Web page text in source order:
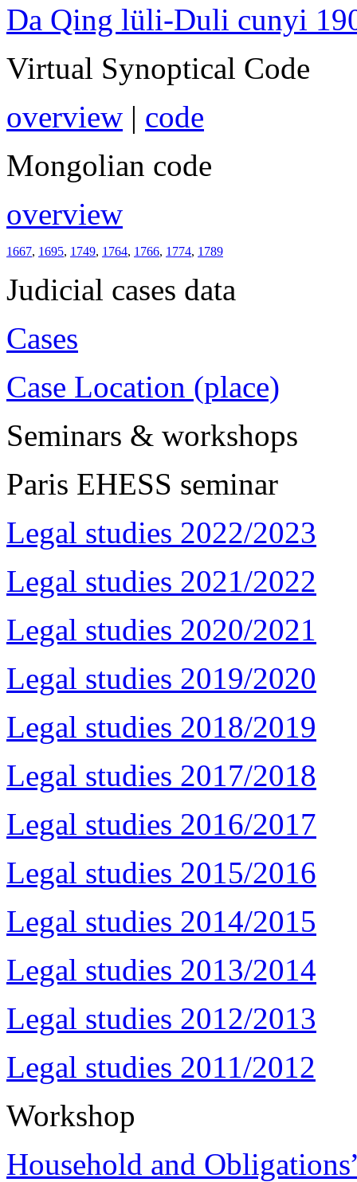
Da Qing lüli-Duli cunyi
Virtual Synoptical Code
overview | code
Mongolian code
overview
1667, 1695, 1749, 1764, 1766, 1774, 1789
Judicial cases data
Cases
Case Location (place)
Seminars & workshops
Paris EHESS seminar
Legal studies 2022/2023
Legal studies 2021/2022
Legal studies 2020/2021
Legal studies 2019/2020
Legal studies 2018/2019
Legal studies 2017/2018
Legal studies 2016/2017
Legal studies 2015/2016
Legal studies 2014/2015
Legal studies 2013/2014
Legal studies 2012/2013
Legal studies 2011/2012
Workshop
Household and